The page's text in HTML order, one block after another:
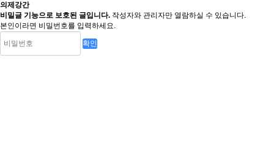
의제강간
비밀글 기능으로 보호된 글입니다. 작성자와 관리자만 열람하실 수 있습니다.
본인이라면 비밀번호를 입력하세요.